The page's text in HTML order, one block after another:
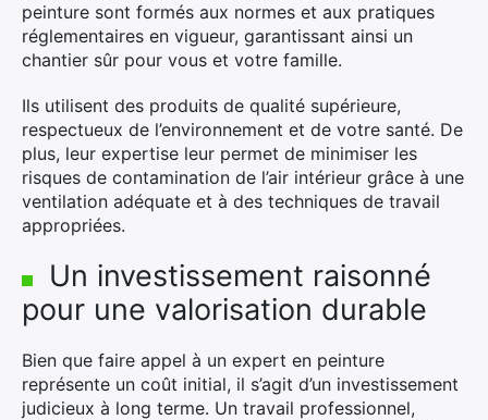
peinture sont formés aux normes et aux pratiques
réglementaires en vigueur, garantissant ainsi un
chantier sûr pour vous et votre famille.
Ils utilisent des produits de qualité supérieure,
respectueux de l’environnement et de votre santé. De
plus, leur expertise leur permet de minimiser les
risques de contamination de l’air intérieur grâce à une
ventilation adéquate et à des techniques de travail
appropriées.
Un investissement raisonné
pour une valorisation durable
Bien que faire appel à un expert en peinture
représente un coût initial, il s’agit d’un investissement
judicieux à long terme. Un travail professionnel,